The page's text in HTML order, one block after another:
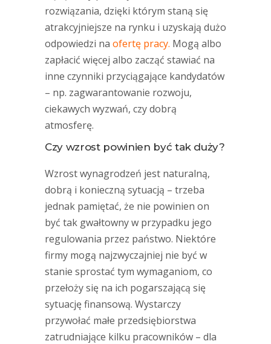
rozwiązania, dzięki którym staną się
atrakcyjniejsze na rynku i uzyskają dużo
odpowiedzi na ofertę pracy. Mogą albo
zapłacić więcej albo zacząć stawiać na
inne czynniki przyciągające kandydatów
– np. zagwarantowanie rozwoju,
ciekawych wyzwań, czy dobrą
atmosferę.
Czy wzrost powinien być tak duży?
Wzrost wynagrodzeń jest naturalną,
dobrą i konieczną sytuacją – trzeba
jednak pamiętać, że nie powinien on
być tak gwałtowny w przypadku jego
regulowania przez państwo. Niektóre
firmy mogą najzwyczajniej nie być w
stanie sprostać tym wymaganiom, co
przełoży się na ich pogarszającą się
sytuację finansową. Wystarczy
przywołać małe przedsiębiorstwa
zatrudniające kilku pracowników – dla